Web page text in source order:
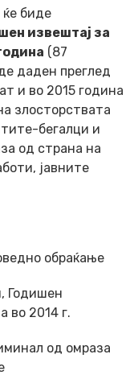
биде
извештај за
(87
даден преглед
и во 2015 година
злосторствата
бегалци и
од страна на
јавните
обраќање
Годишен
во 2014 г.
од омраза